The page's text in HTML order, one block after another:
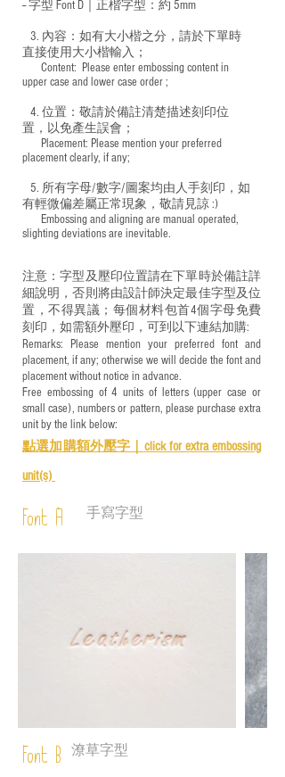
-- 字型 Font D｜正楷字型： 約 5mm
3. 內容：如有大小楷之分，請於下單時
直接使用大小楷輸入；
​ Content: Please enter embossing content in
upper case and lower case order ;
4. 位置：敬請於備註清楚描述刻印位
置，以免產生誤會；
​ Placement: Please mention your preferred
placement clearly, if any;
5. 所有字母/數字/圖案均由人手刻印，如
有輕微偏差屬正常現象，敬請見諒 :)
​ Embossing and aligning are manual operated,
slighting deviations are inevitable.
注意：字型及壓印位置請在下單時於備註詳
細說明，否則將由設計師決定最佳字型及位
置，不得異議；每個材料包首4個字母免費
刻印，如需額外壓印，可到以下連結加購:
Remarks: Please mention your preferred font and
placement, if any; otherwise we will decide the font and
placement without notice in advance.
Free embossing of 4 units of letters (upper case or
small case), numbers or pattern, please purchase extra
unit by the link below:
點選加購額外壓字｜ click for extra embossing
unit(s)
Font A 手寫字型
Font B 潦草字型